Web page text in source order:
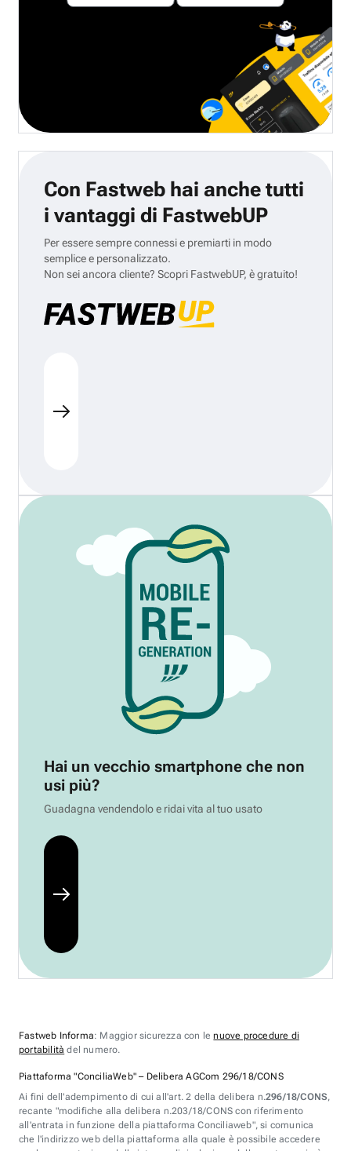
Con Fastweb hai anche tutti
i vantaggi di FastwebUP
Per essere sempre connessi e premiarti in modo
semplice e personalizzato.
Non sei ancora cliente? Scopri FastwebUP, è gratuito!
Hai un vecchio smartphone che non
usi più?
Guadagna vendendolo e ridai vita al tuo usato
Fastweb Informa: Maggior sicurezza con lenuove procedure di
portabilità del numero.
Piattaforma "ConciliaWeb" – Delibera AGCom 296/18/CONS
Ai fini dell'adempimento di cui all'art. 2 della delibera n.296/18/CONS,
recante "modifiche alla delibera n.203/18/CONS con riferimento
all'entrata in funzione della piattaforma Conciliaweb", si comunica
che l'indirizzo web della piattaforma alla quale è possibile accedere